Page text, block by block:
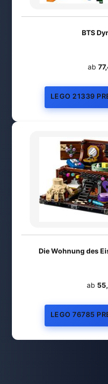
BTS
ab
LEGO 21339
Die Wohnung des
ab
LEGO 76785